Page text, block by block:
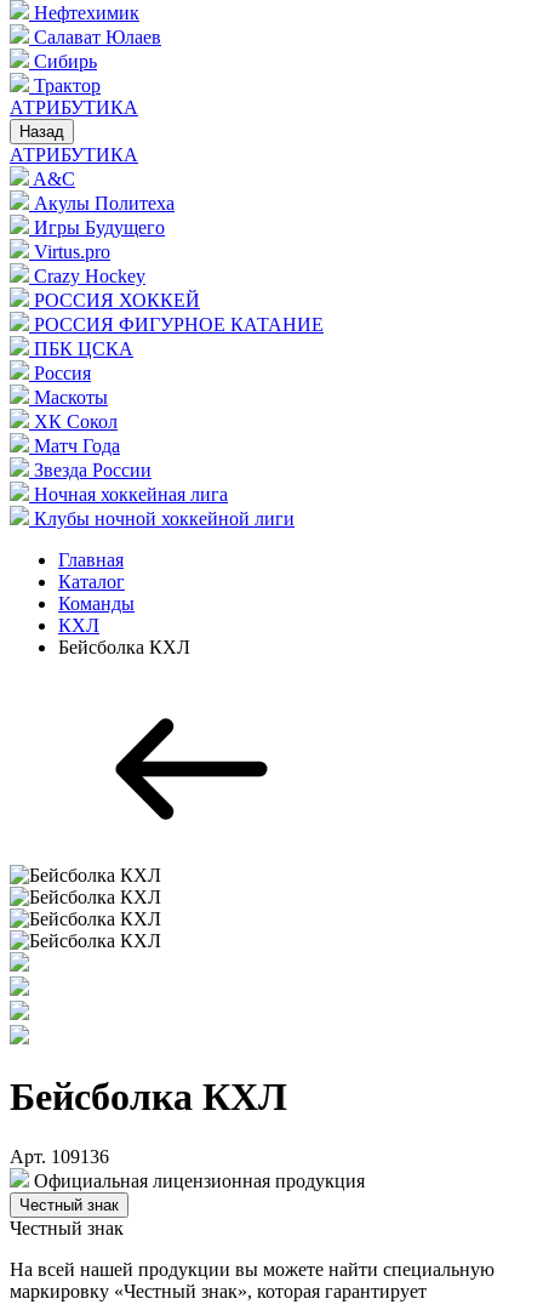
Нефтехимик
Салават Юлаев
Сибирь
Трактор
АТРИБУТИКА
Назад
АТРИБУТИКА
A&C
Акулы Политеха
Игры Будущего
Virtus.pro
Crazy Hockey
РОССИЯ ХОККЕЙ
РОССИЯ ФИГУРНОЕ КАТАНИЕ
ПБК ЦСКА
Россия
Маскоты
ХК Сокол
Матч Года
Звезда России
Ночная хоккейная лига
Клубы ночной хоккейной лиги
Главная
Каталог
Команды
КХЛ
Бейсболка КХЛ
Бейсболка КХЛ
Арт. 109136
Официальная лицензионная продукция
Честный знак
Честный знак
На всей нашей продукции вы можете найти специальную
маркировку «Честный знак», которая гарантирует